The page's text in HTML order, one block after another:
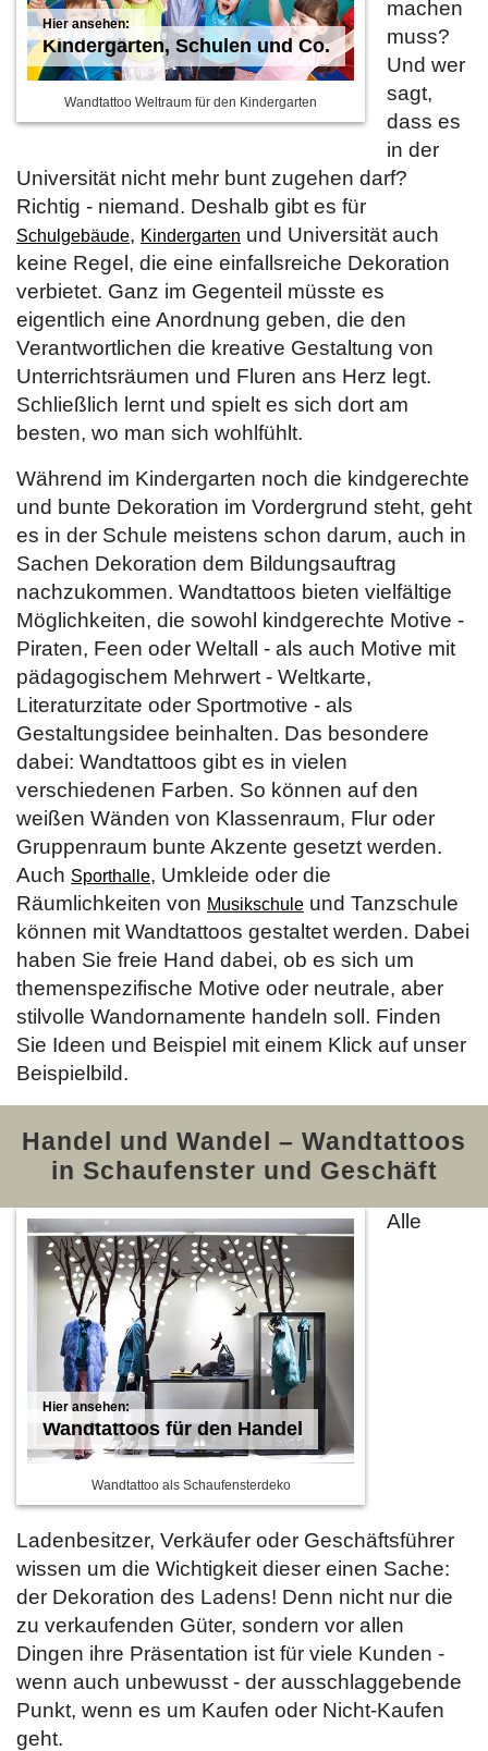
Kindergärten, Schulen und Co.
Wandtattoo Weltraum für den Kindergarten
machen
muss?
Und wer
sagt,
dass es
in der
Universität nicht mehr bunt zugehen darf?
Richtig - niemand. Deshalb gibt es für
Schulgebäude, Kindergarten und Universität auch
keine Regel, die eine einfallsreiche Dekoration
verbietet. Ganz im Gegenteil müsste es
eigentlich eine Anordnung geben, die den
Verantwortlichen die kreative Gestaltung von
Unterrichtsräumen und Fluren ans Herz legt.
Schließlich lernt und spielt es sich dort am
besten, wo man sich wohlfühlt.
Während im Kindergarten noch die kindgerechte
und bunte Dekoration im Vordergrund steht, geht
es in der Schule meistens schon darum, auch in
Sachen Dekoration dem Bildungsauftrag
nachzukommen. Wandtattoos bieten vielfältige
Möglichkeiten, die sowohl kindgerechte Motive -
Piraten, Feen oder Weltall - als auch Motive mit
pädagogischem Mehrwert - Weltkarte,
Literaturzitate oder Sportmotive - als
Gestaltungsidee beinhalten. Das besondere
dabei: Wandtattoos gibt es in vielen
verschiedenen Farben. So können auf den
weißen Wänden von Klassenraum, Flur oder
Gruppenraum bunte Akzente gesetzt werden.
Auch Sporthalle, Umkleide oder die
Räumlichkeiten von Musikschule und Tanzschule
können mit Wandtattoos gestaltet werden. Dabei
haben Sie freie Hand dabei, ob es sich um
themenspezifische Motive oder neutrale, aber
stilvolle Wandornamente handeln soll. Finden
Sie Ideen und Beispiel mit einem Klick auf unser
Beispielbild.
Handel und Wandel – Wandtattoos
in Schaufenster und Geschäft
Wandtattoos für den Handel
Wandtattoo als Schaufensterdeko
Alle
Ladenbesitzer, Verkäufer oder Geschäftsführer
wissen um die Wichtigkeit dieser einen Sache:
der Dekoration des Ladens! Denn nicht nur die
zu verkaufenden Güter, sondern vor allen
Dingen ihre Präsentation ist für viele Kunden -
wenn auch unbewusst - der ausschlaggebende
Punkt, wenn es um Kaufen oder Nicht-Kaufen
geht.